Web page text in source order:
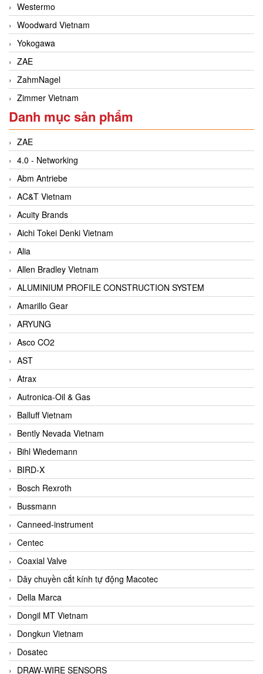
Westermo
Woodward Vietnam
Yokogawa
ZAE
ZahmNagel
Zimmer Vietnam
Danh mục sản phẩm
ZAE
4.0 - Networking
Abm Antriebe
AC&T Vietnam
Acuity Brands
Aichi Tokei Denki Vietnam
Alia
Allen Bradley Vietnam
ALUMINIUM PROFILE CONSTRUCTION SYSTEM
Amarillo Gear
ARYUNG
Asco CO2
AST
Atrax
Autronica-Oil & Gas
Balluff Vietnam
Bently Nevada Vietnam
Bihl Wiedemann
BIRD-X
Bosch Rexroth
Bussmann
Canneed-instrument
Centec
Coaxial Valve
Dây chuyền cắt kính tự động Macotec
Della Marca
Dongil MT Vietnam
Dongkun Vietnam
Dosatec
DRAW-WIRE SENSORS